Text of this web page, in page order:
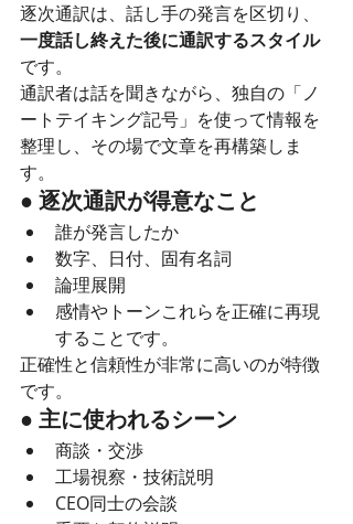
逐次通訳は、話し手の発言を区切り、
一度話し終えた後に通訳するスタイル
です。
通訳者は話を聞きながら、独自の「ノ
ートテイキング記号」を使って情報を
整理し、その場で文章を再構築しま
す。
● 逐次通訳が得意なこと
誰が発言したか
数字、日付、固有名詞
論理展開
感情やトーンこれらを正確に再現
することです。
正確性と信頼性が非常に高いのが特徴
です。
● 主に使われるシーン
商談・交渉
工場視察・技術説明
CEO同士の会談